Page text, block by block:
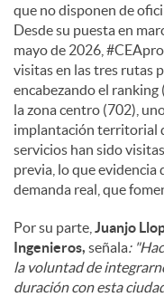
que no disponen de
Desde su puesta en
mayo de 2026,
visitas en las tres rutas
encabezando el ranking
la zona centro (702),
implantación territorial
servicios han sido
previa, lo que evidencia
demanda real, que
Por su parte, Juanjo
Ingenieros, señala:
la voluntad de
duración con esta